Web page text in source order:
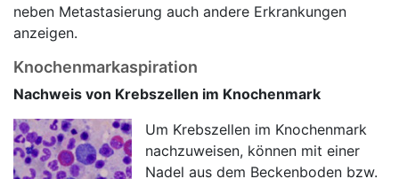
neben Metastasierung auch andere Erkrankungen
anzeigen.
Knochenmarkaspiration
Nachweis von Krebszellen im Knochenmark
Um Krebszellen im Knochenmark
nachzuweisen, können mit einer
Nadel aus dem Beckenboden bzw.